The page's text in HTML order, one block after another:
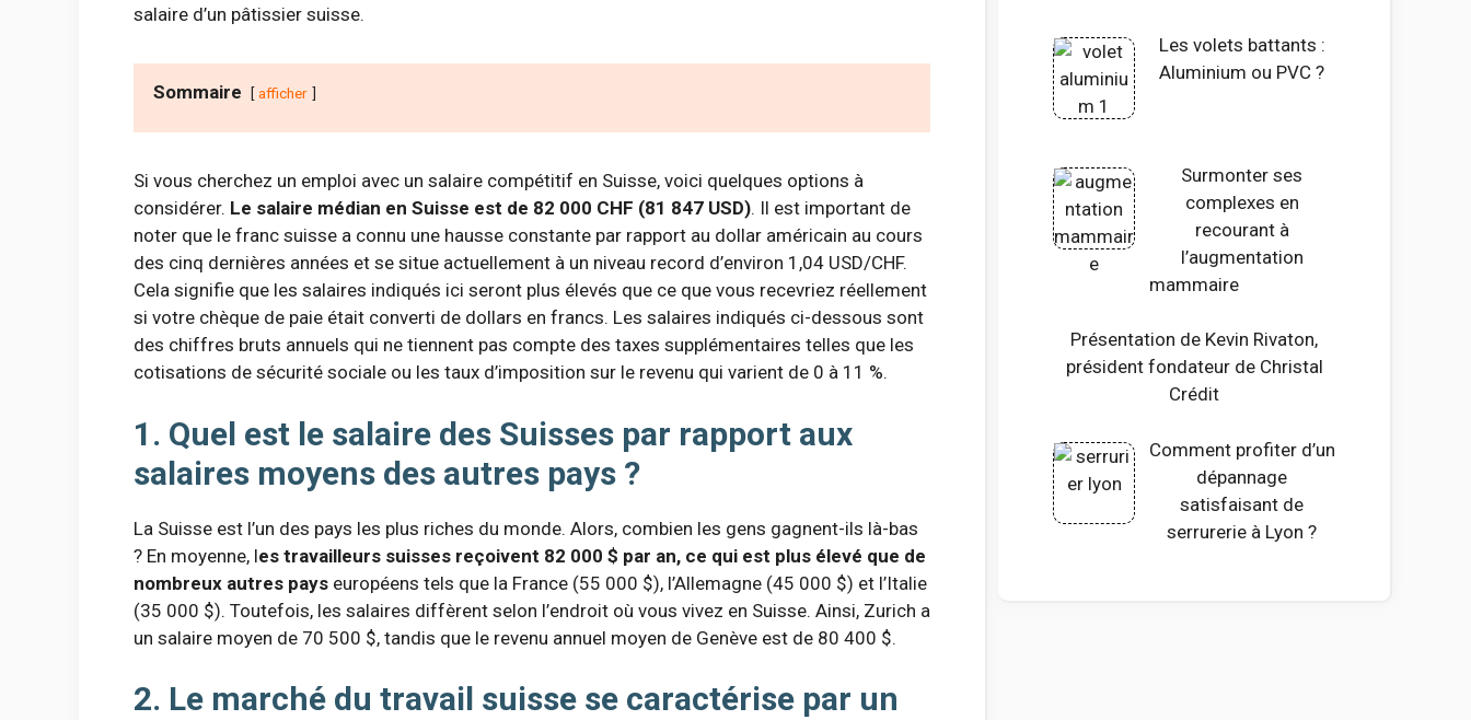
salaire d’un pâtissier suisse.
Sommaire afficher
Si vous cherchez un emploi avec un salaire compétitif en Suisse, voici quelques options à
considérer. Le salaire médian en Suisse est de 82 000 CHF (81 847 USD). Il est important de
noter que le franc suisse a connu une hausse constante par rapport au dollar américain au cours
des cinq dernières années et se situe actuellement à un niveau record d’environ 1,04 USD/CHF.
Cela signifie que les salaires indiqués ici seront plus élevés que ce que vous recevriez réellement
si votre chèque de paie était converti de dollars en francs. Les salaires indiqués ci-dessous sont
des chiffres bruts annuels qui ne tiennent pas compte des taxes supplémentaires telles que les
cotisations de sécurité sociale ou les taux d’imposition sur le revenu qui varient de 0 à 11 %.
1. Quel est le salaire des Suisses par rapport aux
salaires moyens des autres pays ?
La Suisse est l’un des pays les plus riches du monde. Alors, combien les gens gagnent-ils là-bas
? En moyenne, les travailleurs suisses reçoivent 82 000 $ par an, ce qui est plus élevé que de
nombreux autres pays européens tels que la France (55 000 $), l’Allemagne (45 000 $) et l’Italie
(35 000 $). Toutefois, les salaires diffèrent selon l’endroit où vous vivez en Suisse. Ainsi, Zurich a
un salaire moyen de 70 500 $, tandis que le revenu annuel moyen de Genève est de 80 400 $.
2. Le marché du travail suisse se caractérise par un
Les volets battants :
Aluminium ou PVC ?
Surmonter ses
complexes en
recourant à
l’augmentation
mammaire
Présentation de Kevin Rivaton,
président fondateur de Christal
Crédit
Comment profiter d’un
dépannage
satisfaisant de
serrurerie à Lyon ?